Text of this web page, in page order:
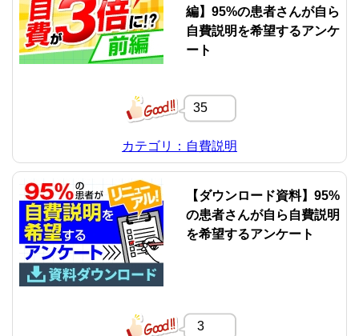
編】95%の患者さんが自ら
自費説明を希望するアンケ
ート
35
カテゴリ：自費説明
【ダウンロード資料】95%
の患者さんが自ら自費説明
を希望するアンケート
3